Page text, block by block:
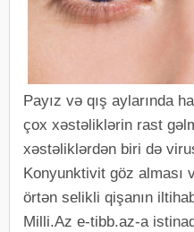
Payız və qış aylarında
çox xəstəliklərin rast
xəstəliklərdən biri də
Konyunktivit göz alması
örtən selikli qişanın
Milli.Az e-tibb.az-a